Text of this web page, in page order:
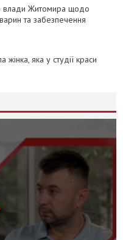
влади Житомира щодо
та забезпечення
яка у студії краси